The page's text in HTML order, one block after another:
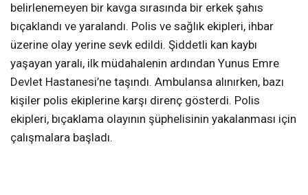
belirlenemeyen bir kavga sırasında bir erkek şahıs
bıçaklandı ve yaralandı. Polis ve sağlık ekipleri, ihbar
üzerine olay yerine sevk edildi. Şiddetli kan kaybı
yaşayan yaralı, ilk müdahalenin ardından Yunus Emre
Devlet Hastanesi’ne taşındı. Ambulansa alınırken, bazı
kişiler polis ekiplerine karşı direnç gösterdi. Polis
ekipleri, bıçaklama olayının şüphelisinin yakalanması için
çalışmalara başladı.